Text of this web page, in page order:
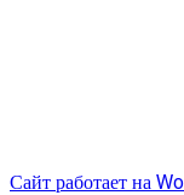
Сайт работает на